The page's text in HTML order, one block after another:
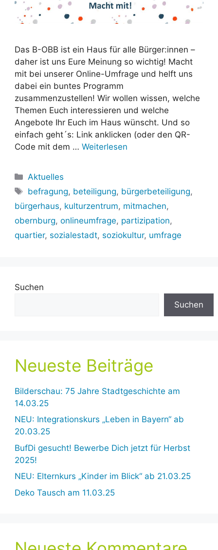
Das B-OBB ist ein Haus für alle Bürger:innen –
daher ist uns Eure Meinung so wichtig! Macht
mit bei unserer Online-Umfrage und helft uns
dabei ein buntes Programm
zusammenzustellen! Wir wollen wissen, welche
Themen Euch interessieren und welche
Angebote Ihr Euch im Haus wünscht. Und so
einfach geht´s: Link anklicken (oder den QR-
Code mit dem … Weiterlesen
Kategorien
Aktuelles
Schlagwörter
befragung, beteiligung, bürgerbeteiligung,
bürgerhaus, kulturzentrum, mitmachen,
obernburg, onlineumfrage, partizipation,
quartier, sozialestadt, soziokultur, umfrage
Suchen
Suchen
Neueste Beiträge
Bilderschau: 75 Jahre Stadtgeschichte am
14.03.25
NEU: Integrationskurs „Leben in Bayern“ ab
20.03.25
BufDi gesucht! Bewerbe Dich jetzt für Herbst
2025!
NEU: Elternkurs „Kinder im Blick“ ab 21.03.25
Deko Tausch am 11.03.25